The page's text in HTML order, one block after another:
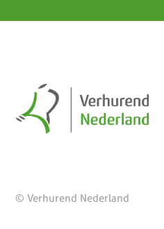
© Verhurend Nederland